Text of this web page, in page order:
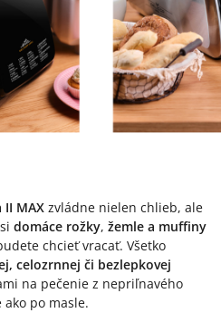
II MAX zvládne nielen chlieb, ale
domáce rožky, žemle a muffiny
chcieť vracať. Všetko
celozrnnej či bezlepkovej
na pečenie z nepriľnavého
po masle.